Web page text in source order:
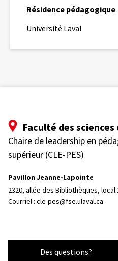
Résidence pédagogique
Université Laval
Faculté des
Chaire de leadership en
supérieur (CLE-PES)
Pavillon Jeanne-Lapointe
2320, allée des Bibliothèques, local
Courriel : cle-pes@fse.ulaval.ca
Des questions?